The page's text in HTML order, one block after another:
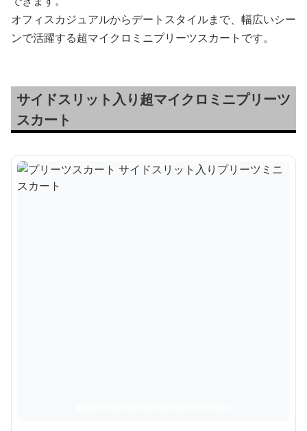
オフィスカジュアルからデートスタイルまで、幅広いシー
ンで活躍する超マイクロミニプリーツスカートです。
サイドスリット入り超マイクロミニプリーツ
スカート